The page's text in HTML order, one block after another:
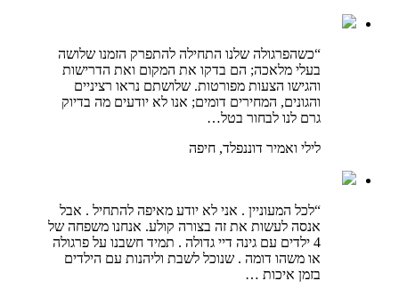
“כשהפרגולה שלנו התחילה להתפרק הזמנו שלושה
בעלי מלאכה; הם בדקו את המקום ואת הדרישות
והגישו הצעות מפורטות. שלושתם נראו רציניים
והגונים, המחירים דומים; אנו לא יודעים מה בדיוק
גרם לנו לבחור בטל…
לילי ואמיר דוננפלד, חיפה
“לכל המעוניין . אני לא יודע מאיפה להתחיל . אבל
אנסה לעשות את זה בצורה קולע. אנחנו משפחה של
4 ילדים עם גינה דיי גדולה . תמיד חשבנו על פרגולה
או משהו דומה . שנוכל לשבת וליהנות עם הילדים
בזמן איכות …